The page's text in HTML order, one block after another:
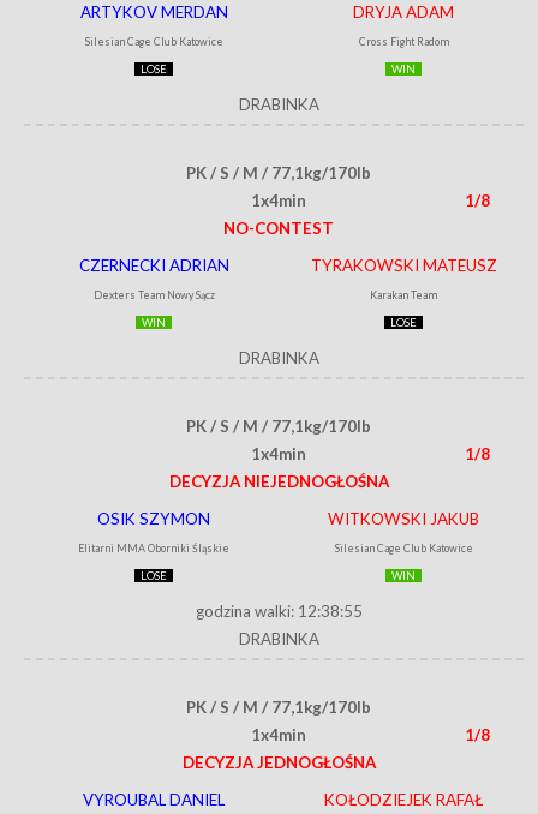
ARTYKOV MERDAN
Silesian Cage Club Katowice
LOSE
DRYJA ADAM
Cross Fight Radom
WIN
DRABINKA
PK / S / M / 77,1kg/170lb
1x4min
1/8
NO-CONTEST
CZERNECKI ADRIAN
Dexters Team Nowy Sącz
WIN
TYRAKOWSKI MATEUSZ
Karakan Team
LOSE
DRABINKA
PK / S / M / 77,1kg/170lb
1x4min
1/8
DECYZJA NIEJEDNOGŁOŚNA
OSIK SZYMON
Elitarni MMA Oborniki Śląskie
LOSE
WITKOWSKI JAKUB
Silesian Cage Club Katowice
WIN
godzina walki: 12:38:55
DRABINKA
PK / S / M / 77,1kg/170lb
1x4min
1/8
DECYZJA JEDNOGŁOŚNA
VYROUBAL DANIEL
KOŁODZIEJEK RAFAŁ